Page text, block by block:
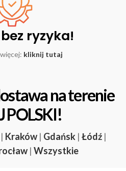
ryzyka!
kliknij tutaj
na terenie
POLSKI!
| Kraków | Gdańsk | Łódź |
| Wszystkie